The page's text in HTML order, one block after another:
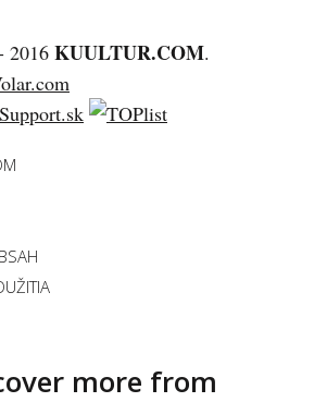
2016 KUULTUR.COM.
more from